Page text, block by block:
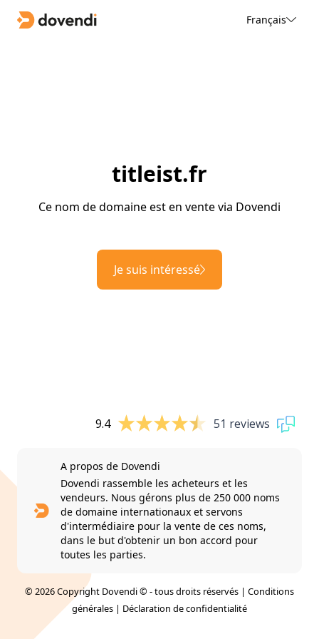
Français
titleist.fr
Ce nom de domaine est en vente via Dovendi
Je suis intéressé
9.4 51 reviews
A propos de Dovendi
Dovendi rassemble les acheteurs et les
vendeurs. Nous gérons plus de 250 000 noms
de domaine internationaux et servons
d'intermédiaire pour la vente de ces noms,
dans le but d'obtenir un bon accord pour
toutes les parties.
© 2026 Copyright Dovendi © - tous droits réservés | Conditions
générales | Déclaration de confidentialité